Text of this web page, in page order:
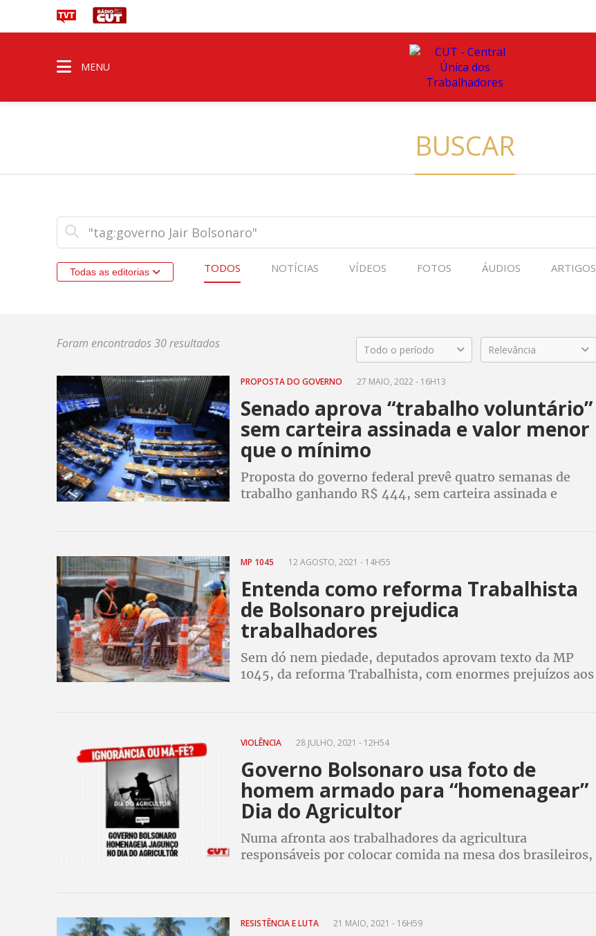
MENU
BUSCAR
Todas as editorias TODOS NOTÍCIAS VÍDEOS FOTOS ÁUDIOS ARTIGOS
Foram encontrados 30 resultados Todo o período Relevância
PROPOSTA DO GOVERNO 27 MAIO, 2022 - 16H13
Senado aprova “trabalho voluntário”
sem carteira assinada e valor menor
que o mínimo
Proposta do governo federal prevê quatro semanas de
trabalho ganhando R$ 444, sem carteira assinada e
MP 1045 12 AGOSTO, 2021 - 14H55
Entenda como reforma Trabalhista
de Bolsonaro prejudica
trabalhadores
Sem dó nem piedade, deputados aprovam texto da MP
1045, da reforma Trabalhista, com enormes prejuízos aos
VIOLÊNCIA 28 JULHO, 2021 - 12H54
Governo Bolsonaro usa foto de
homem armado para “homenagear”
Dia do Agricultor
Numa afronta aos trabalhadores da agricultura
responsáveis por colocar comida na mesa dos brasileiros,
RESISTÊNCIA E LUTA 21 MAIO, 2021 - 16H59